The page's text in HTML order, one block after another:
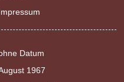
Datum
1967